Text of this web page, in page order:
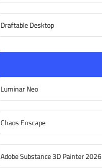
Draftable Desktop
Luminar Neo
Chaos Enscape
Adobe Substance 3D Painter 2026